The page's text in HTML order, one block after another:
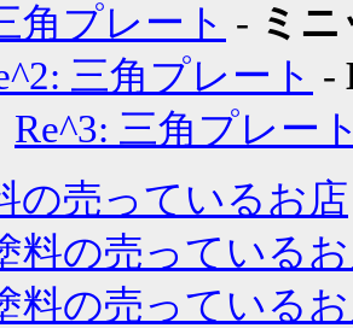
角プレート - ミ
三角プレート -
Re^3: 三角プレー
の売っているお店
料の売っている
料の売っている